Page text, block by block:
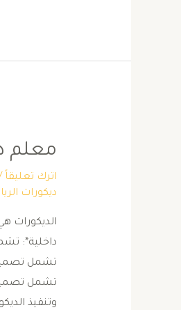
معلم
اترك تعليقاً
ديكورات
الديكورات
داخلية*:
تشمل تصميم
تشمل
وتنفيذ